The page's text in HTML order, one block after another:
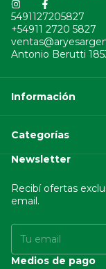
5491127205827
+54911 2720 5827
Antonio Berutti
Información
Categorías
Newsletter
Recibí ofertas
email.
Medios de pago